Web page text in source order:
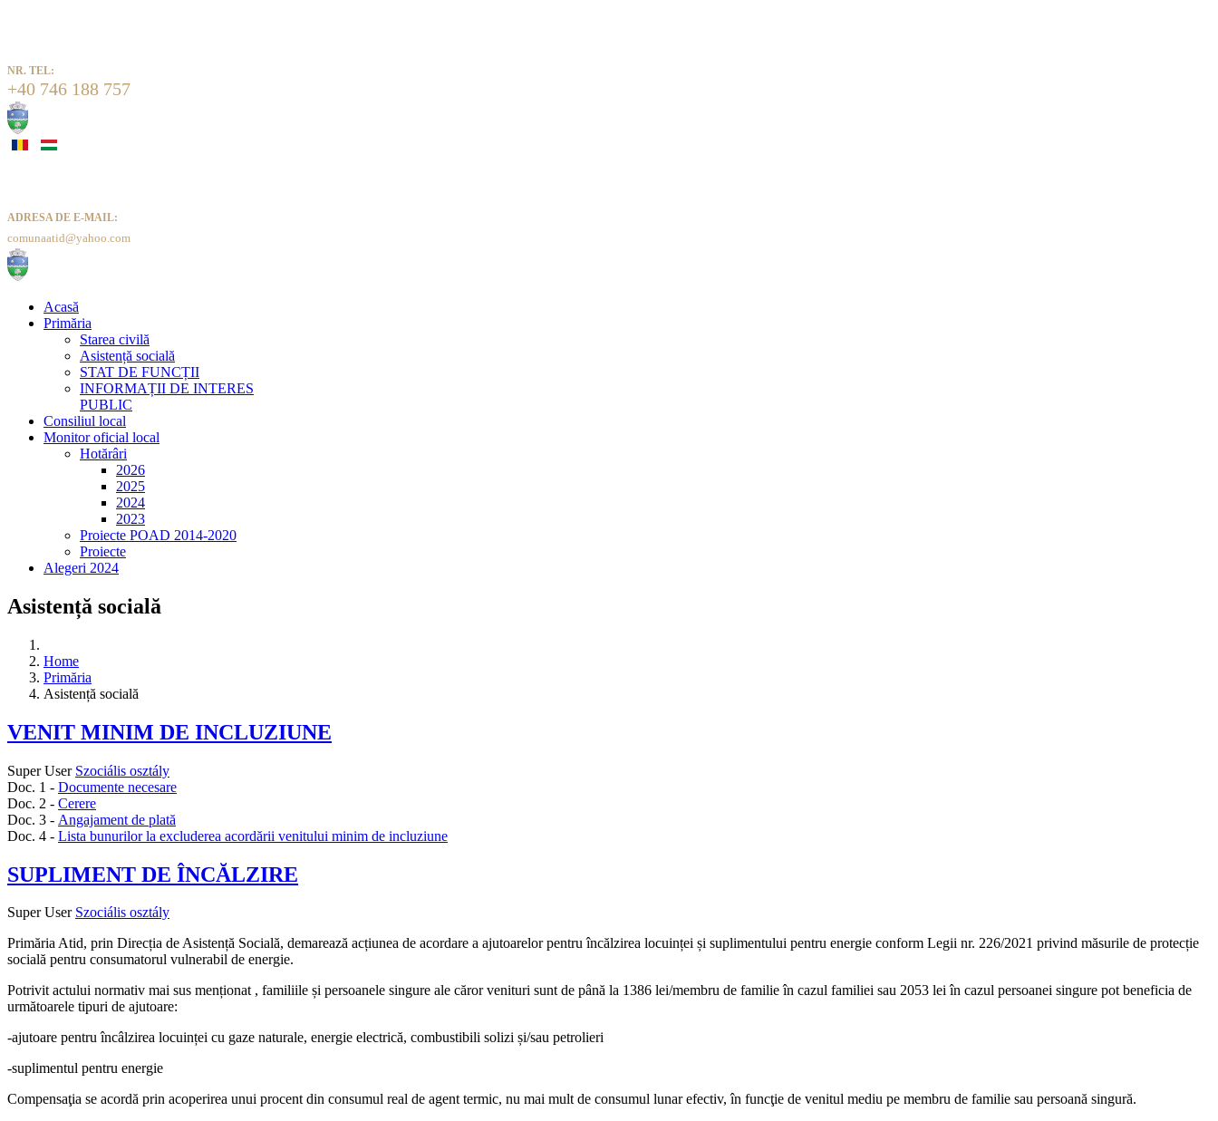
NR. TEL:
+40 746 188 757
ADRESA DE E-MAIL:
comunaatid@yahoo.com
Acasă
Primăria
Starea civilă
Asistență socială
STAT DE FUNCȚII
INFORMAȚII DE INTERES
PUBLIC
Consiliul local
Monitor oficial local
Hotărâri
2026
2025
2024
2023
Proiecte POAD 2014-2020
Proiecte
Alegeri 2024
Asistență socială
Home
Primăria
Asistență socială
VENIT MINIM DE INCLUZIUNE
Super User Szociális osztály
Doc. 1 - Documente necesare
Doc. 2 - Cerere
Doc. 3 - Angajament de plată
Doc. 4 - Lista bunurilor la excluderea acordării venitului minim de incluziune
SUPLIMENT DE ÎNCĂLZIRE
Super User Szociális osztály
Primăria Atid, prin Direcția de Asistență Socială, demarează acțiunea de acordare a ajutoarelor pentru încălzirea locuinței și suplimentului pentru energie conform Legii nr. 226/2021 privind măsurile de protecție
socială pentru consumatorul vulnerabil de energie.
Potrivit actului normativ mai sus menționat , familiile și persoanele singure ale căror venituri sunt de până la 1386 lei/membru de familie în cazul familiei sau 2053 lei în cazul persoanei singure pot beneficia de
următoarele tipuri de ajutoare:
-ajutoare pentru încâlzirea locuinței cu gaze naturale, energie electrică, combustibili solizi și/sau petrolieri
-suplimentul pentru energie
Compensaţia se acordă prin acoperirea unui procent din consumul real de agent termic, nu mai mult de consumul lunar efectiv, în funcţie de venitul mediu pe membru de familie sau persoană singură.